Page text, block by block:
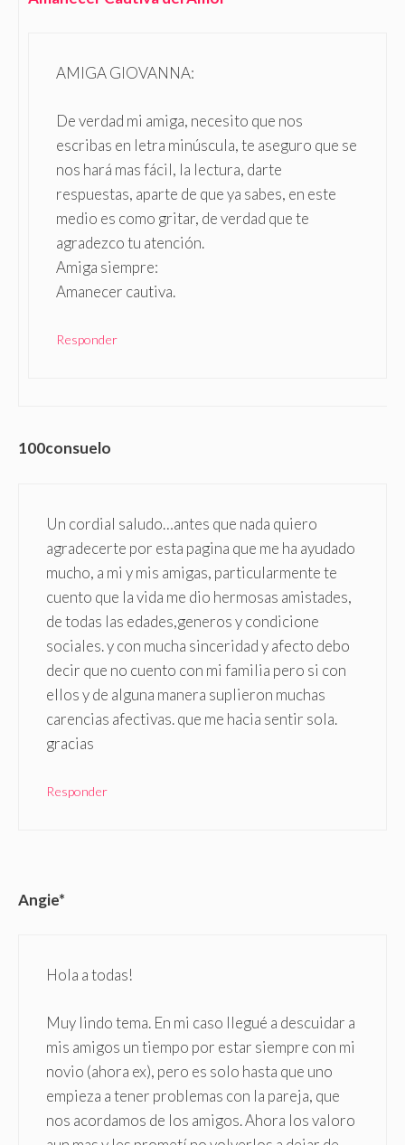
AMIGA GIOVANNA:
De verdad mi amiga, necesito que nos
escribas en letra minúscula, te aseguro que se
nos hará mas fácil, la lectura, darte
respuestas, aparte de que ya sabes, en este
medio es como gritar, de verdad que te
agradezco tu atención.
Amiga siempre:
Amanecer cautiva.
Responder
100consuelo
Un cordial saludo…antes que nada quiero
agradecerte por esta pagina que me ha ayudado
mucho, a mi y mis amigas, particularmente te
cuento que la vida me dio hermosas amistades,
de todas las edades,generos y condicione
sociales. y con mucha sinceridad y afecto debo
decir que no cuento con mi familia pero si con
ellos y de alguna manera suplieron muchas
carencias afectivas. que me hacia sentir sola.
gracias
Responder
Angie*
Hola a todas!
Muy lindo tema. En mi caso llegué a descuidar a
mis amigos un tiempo por estar siempre con mi
novio (ahora ex), pero es solo hasta que uno
empieza a tener problemas con la pareja, que
nos acordamos de los amigos. Ahora los valoro